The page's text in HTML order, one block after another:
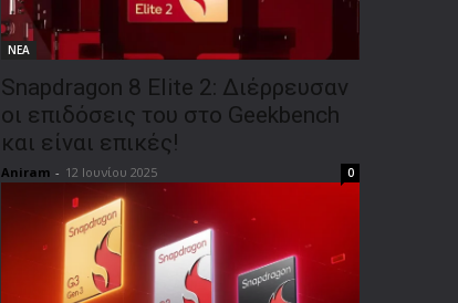
ΝΕΑ
Snapdragon 8 Elite 2: Διέρρευσαν
οι επιδόσεις του στο Geekbench
και είναι επικές!
Aniram - 12 Ιουνίου 2025 0